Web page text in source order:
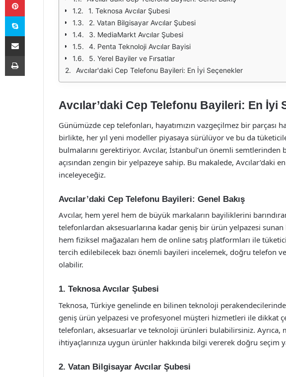
1. Teknosa Avcılar Şubesi
2. Vatan Bilgisayar Avcılar Şubesi
3. MediaMarkt Avcılar Şubesi
4. Penta Teknoloji Avcılar Bayisi
5. Yerel Bayiler ve Fırsatlar
Avcılar'daki Cep Telefonu Bayileri: En İyi Seçenekler
Avcılar’daki Cep Telefonu Bayileri: En İyi
Günümüzde cep telefonları, hayatımızın vazgeçilmez bir parçası
birlikte, her yıl yeni modeller piyasaya sürülüyor ve bu da
bulmalarını gerektiriyor. Avcılar, İstanbul’un önemli
açısından zengin bir yelpazeye sahip. Bu makalede, Avcılar’daki
inceleyeceğiz.
Avcılar’daki Cep Telefonu Bayileri: Genel Bakış
Avcılar, hem yerel hem de büyük markaların bayiliklerini
telefonlardan aksesuarlarına kadar geniş bir ürün yelpazesi
hem fiziksel mağazaları hem de online satış platformları ile
tercih edilebilecek bazı önemli bayileri incelemek, doğru telefon
olabilir.
1. Teknosa Avcılar Şubesi
Teknosa, Türkiye genelinde en bilinen teknoloji
geniş ürün yelpazesi ve profesyonel müşteri hizmetleri ile dikkat
telefonları, aksesuarlar ve teknoloji ürünleri bulabilirsiniz. Ayrıca,
ihtiyaçlarınıza uygun ürünler hakkında bilgi vererek doğru seçim
2. Vatan Bilgisayar Avcılar Şubesi
Skype
E-Posta ile paylaş